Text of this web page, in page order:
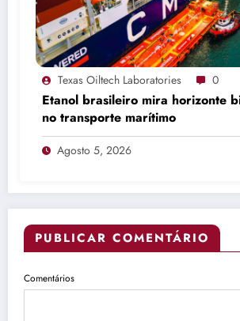
Texas Oiltech Laboratories 0
Etanol brasileiro mira horizonte
no transporte marítimo
Agosto 5, 2026
PUBLICAR COMENTÁRIO
Comentários